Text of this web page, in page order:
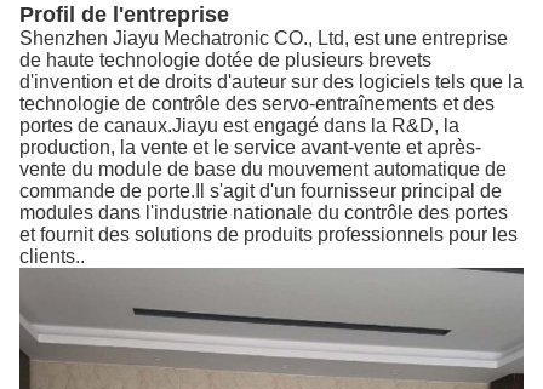
Profil de l'entreprise
Shenzhen Jiayu Mechatronic CO., Ltd, est une entreprise
de haute technologie dotée de plusieurs brevets
d'invention et de droits d'auteur sur des logiciels tels que la
technologie de contrôle des servo-entraînements et des
portes de canaux.Jiayu est engagé dans la R&D, la
production, la vente et le service avant-vente et après-
vente du module de base du mouvement automatique de
commande de porte.Il s'agit d'un fournisseur principal de
modules dans l'industrie nationale du contrôle des portes
et fournit des solutions de produits professionnels pour les
clients..